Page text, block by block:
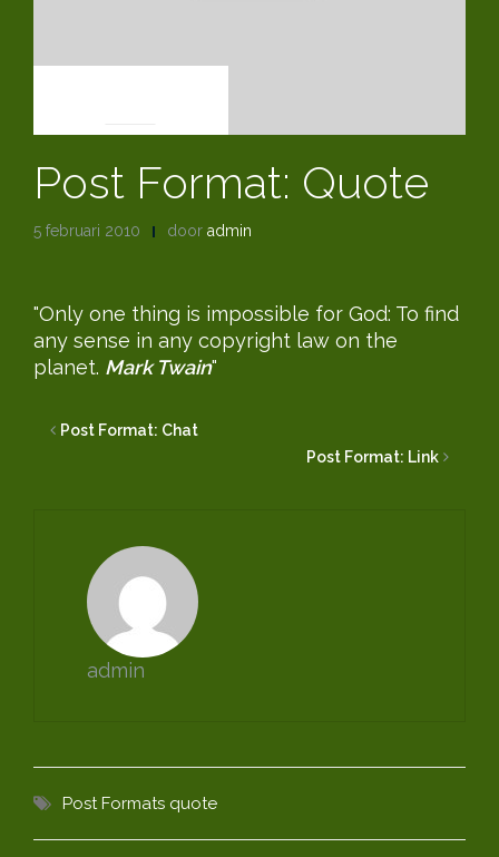
Post Format: Quote
5 februari 2010 door admin
Only one thing is impossible for God: To find
any sense in any copyright law on the
planet. Mark Twain
Post Format: Chat
Post Format: Link
admin
Post Formats quote